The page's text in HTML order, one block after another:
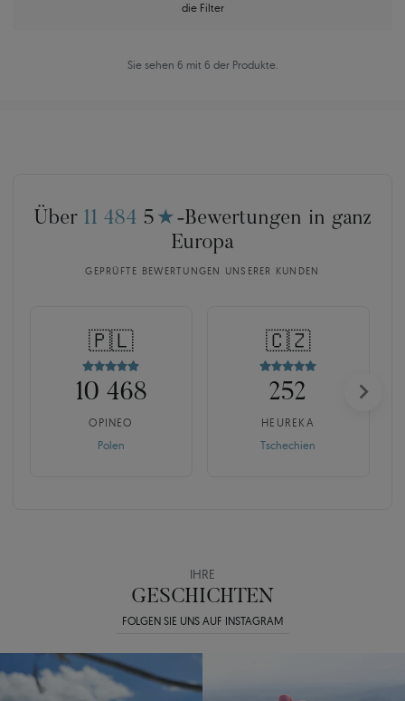
die Filter
Sie sehen 6 mit 6 der Produkte.
Über 11 484 5 ★ -Bewertungen in ganz
Europa
GEPRÜFTE BEWERTUNGEN UNSERER KUNDEN
🇵🇱
10 468
OPINEO
Polen
🇨🇿
252
HEUREKA
Tschechien
IHRE
GESCHICHTEN
FOLGEN SIE UNS AUF INSTAGRAM